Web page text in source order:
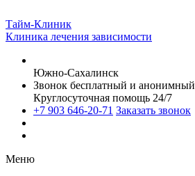
Тайм-Клиник
Клиника лечения зависимости
Южно-Сахалинск
Звонок бесплатный и анонимный
Круглосуточная помощь 24/7
+7 903 646-20-71 Заказать звонок
Меню